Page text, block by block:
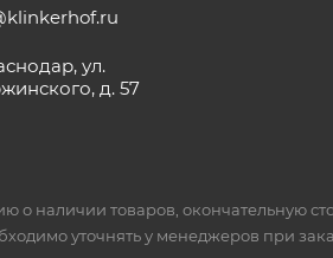
ул.
д. 57
товаров, окончательную
уточнять у менеджеров при